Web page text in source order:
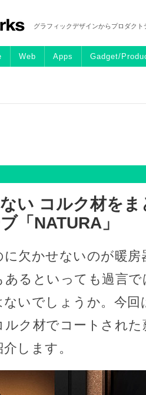
グラフィックデザインからプロダク
Web Apps Gadget/
い コルク材を
「NATURA」
欠かせないのが暖房
あるといっても過言
いでしょうか。今
ルク材でコートされ
します。